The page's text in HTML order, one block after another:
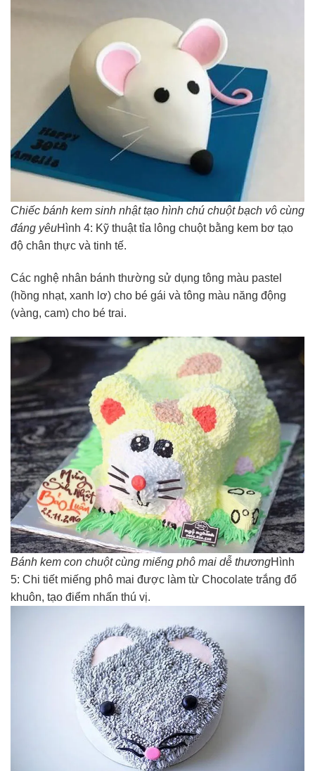
Chiếc bánh kem sinh nhật tạo hình chú chuột bạch vô cùng
đáng yêuHình 4: Kỹ thuật tỉa lông chuột bằng kem bơ tạo
độ chân thực và tinh tế.
Các nghệ nhân bánh thường sử dụng tông màu pastel
(hồng nhạt, xanh lơ) cho bé gái và tông màu năng động
(vàng, cam) cho bé trai.
Bánh kem con chuột cùng miếng phô mai dễ thươngHình
5: Chi tiết miếng phô mai được làm từ Chocolate trắng đổ
khuôn, tạo điểm nhấn thú vị.